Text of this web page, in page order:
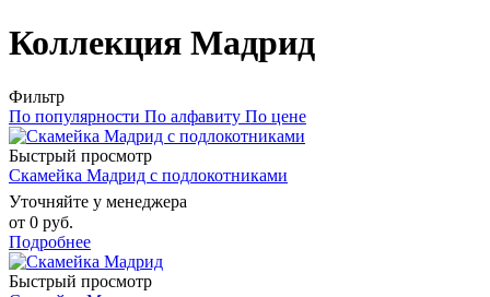
Коллекция Мадрид
Фильтр
По популярности По алфавиту По цене
Быстрый просмотр
Скамейка Мадрид с подлокотниками
Уточняйте у менеджера
от 0 руб.
Подробнее
Быстрый просмотр